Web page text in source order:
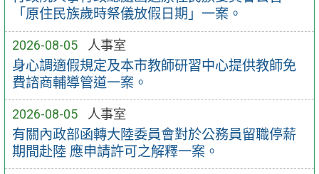
「原住民族歲時祭儀放假日期」一案。
2026-08-05 人事室
身心調適假規定及本市教師研習中心提供教師免
費諮商輔導管道一案。
2026-08-05 人事室
有關內政部函轉大陸委員會對於公務員留職停薪
期間赴陸 應申請許可之解釋一案。